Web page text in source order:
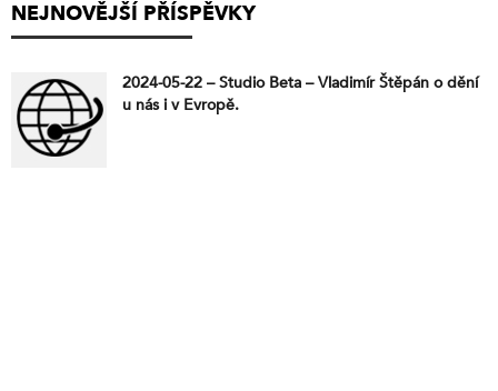
NEJNOVĚJŠÍ PŘÍSPĚVKY
2024-05-22 – Studio Beta – Vladimír Štěpán o dění
u nás i v Evropě.